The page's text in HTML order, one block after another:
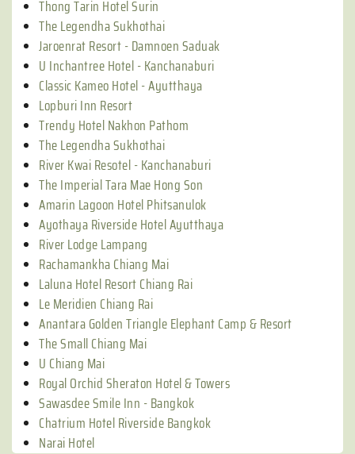
Thong Tarin Hotel Surin
The Legendha Sukhothai
Jaroenrat Resort - Damnoen Saduak
U Inchantree Hotel - Kanchanaburi
Classic Kameo Hotel - Ayutthaya
Lopburi Inn Resort
Trendy Hotel Nakhon Pathom
The Legendha Sukhothai
River Kwai Resotel - Kanchanaburi
The Imperial Tara Mae Hong Son
Amarin Lagoon Hotel Phitsanulok
Ayothaya Riverside Hotel Ayutthaya
River Lodge Lampang
Rachamankha Chiang Mai
Laluna Hotel Resort Chiang Rai
Le Meridien Chiang Rai
Anantara Golden Triangle Elephant Camp & Resort
The Small Chiang Mai
U Chiang Mai
Royal Orchid Sheraton Hotel & Towers
Sawasdee Smile Inn - Bangkok
Chatrium Hotel Riverside Bangkok
Narai Hotel